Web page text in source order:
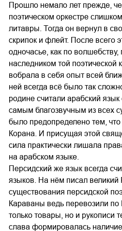
Прошло немало лет прежде,
поэтическом оркестре
литавры. Тогда он вернул в
скрипок и флейт. После всего
одночасье, как по волшебству,
наследником той поэтической
вобрала в себя опыт всей
ней всегда всё было так
родине считали арабский
самым благозвучным из всех
было предопределено тем,
Корана. И присущая этой
сила практически лишала
на арабском языке.
Персидский же язык всегда
языков. На нём писал
существования персидской
Караваны ведь перевозили
только товары, но и рукописи
слава формировалась